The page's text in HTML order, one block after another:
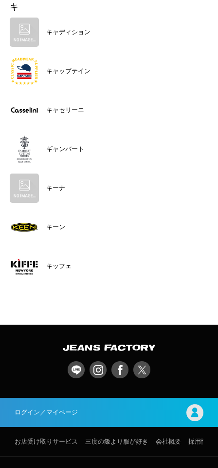
キ
キャディション
キャップテイン
キャセリーニ
ギャンバート
キーナ
キーン
キッフェ
ログイン／マイページ
お店受け取りサービス 三度の飯より服が好き 会社概要 採用情報